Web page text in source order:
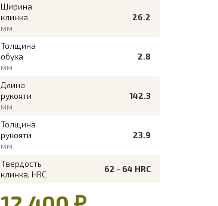
Ширина
клинка
мм
26.2
Толщина
обуха
мм
2.8
Длина
рукояти
мм
142.3
Толщина
рукояти
мм
23.9
Твердость
клинка, HRC
62 - 64 HRC